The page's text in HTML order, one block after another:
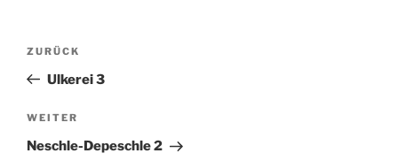
Beitragsnavigation
Vorheriger
Beitrag
ZURÜCK
Ulkerei 3
Nächster
Beitrag
WEITER
Neschle-Depeschle 2